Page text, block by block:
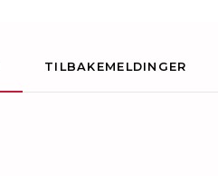
TILBAKEMELDINGER